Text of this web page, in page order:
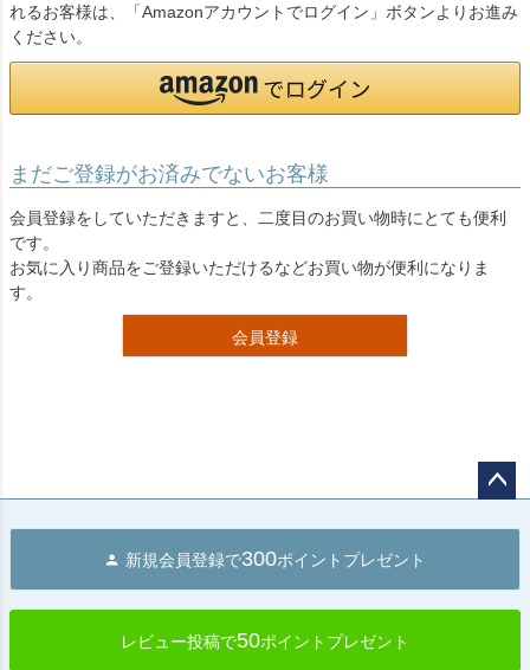
れるお客様は、「Amazonアカウントでログイン」ボタンよりお進み
ください。
まだご登録がお済みでないお客様
会員登録をしていただきますと、二度目のお買い物時にとても便利
です。
お気に入り商品をご登録いただけるなどお買い物が便利になりま
す。
会員登録
へ
新規会員登録で300ポイントプレゼント
レビュー投稿で50ポイントプレゼント